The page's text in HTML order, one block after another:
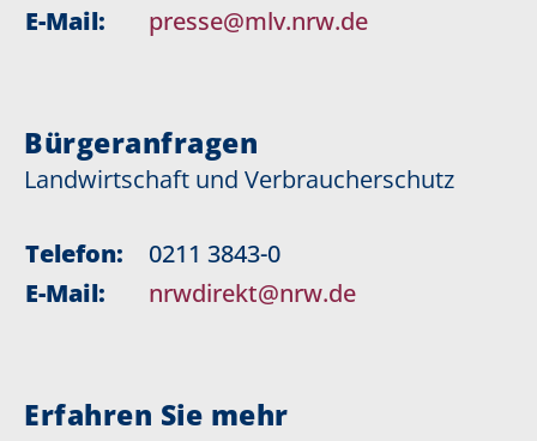
E-Mail:
presse@mlv.nrw.de
Bürgeranfragen
Landwirtschaft und Verbraucherschutz
Telefon:
0211 3843-0
E-Mail:
nrwdirekt@nrw.de
Erfahren Sie mehr